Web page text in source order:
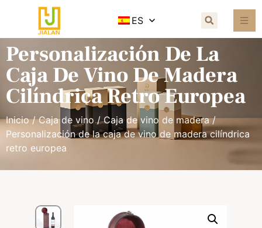
ES
Personalización De La
Caja De Vino De Madera
Cilíndrica Retro Europea
Inicio/Caja de vino/Caja de vino de madera/
Personalización de la caja de vino de madera cilíndrica
retro europea